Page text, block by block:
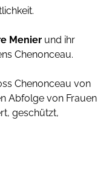
Menier und ihr
Chenonceau.
Chenonceau von
Abfolge von Frauen
geschützt,